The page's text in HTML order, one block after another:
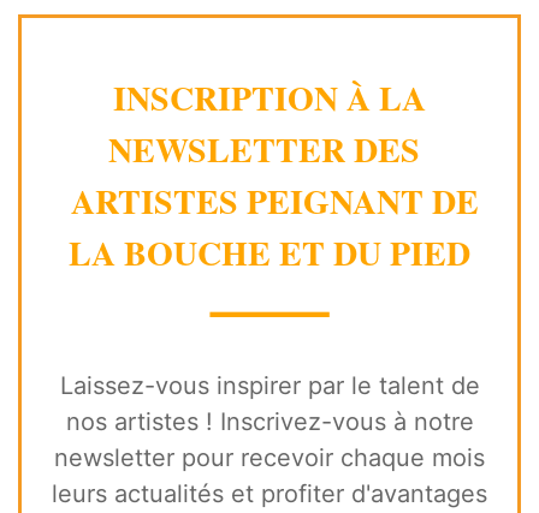
INSCRIPTION À LA
NEWSLETTER DES
ARTISTES PEIGNANT DE
LA BOUCHE ET DU PIED
⸻
Laissez-vous inspirer par le talent de
nos artistes ! Inscrivez-vous à notre
newsletter pour recevoir chaque mois
leurs actualités et profiter d'avantages